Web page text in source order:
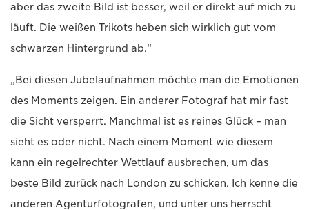
aber das zweite Bild ist besser, weil er direkt auf mich zu
läuft. Die weißen Trikots heben sich wirklich gut vom
schwarzen Hintergrund ab.“
„Bei diesen Jubelaufnahmen möchte man die Emotionen
des Moments zeigen. Ein anderer Fotograf hat mir fast
die Sicht versperrt. Manchmal ist es reines Glück – man
sieht es oder nicht. Nach einem Moment wie diesem
kann ein regelrechter Wettlauf ausbrechen, um das
beste Bild zurück nach London zu schicken. Ich kenne die
anderen Agenturfotografen, und unter uns herrscht